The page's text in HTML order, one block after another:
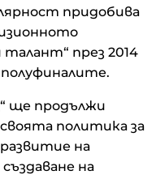
придобива
през 2014
ще продължи
политика за
на
на